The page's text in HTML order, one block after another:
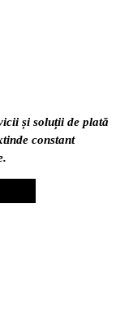
și soluții de plată
constant